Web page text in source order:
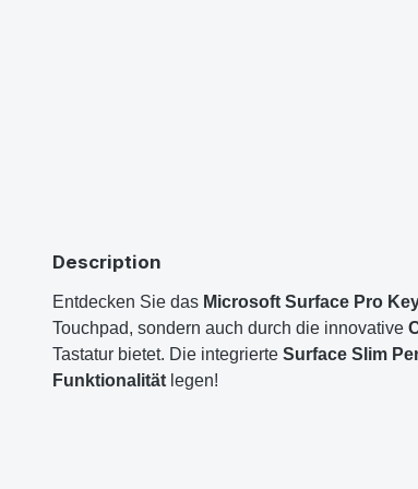
Description
Entdecken Sie das Microsoft Surface Pro
Touchpad, sondern auch durch die innovative
Tastatur bietet. Die integrierte Surface Slim
Funktionalität legen!